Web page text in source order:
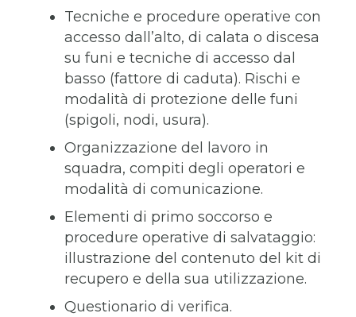
Tecniche e procedure operative con
accesso dall’alto, di calata o discesa
su funi e tecniche di accesso dal
basso (fattore di caduta). Rischi e
modalità di protezione delle funi
(spigoli, nodi, usura).
Organizzazione del lavoro in
squadra, compiti degli operatori e
modalità di comunicazione.
Elementi di primo soccorso e
procedure operative di salvataggio:
illustrazione del contenuto del kit di
recupero e della sua utilizzazione.
Questionario di verifica.